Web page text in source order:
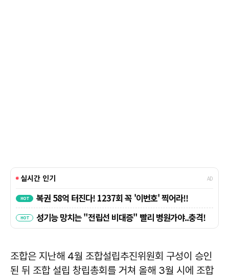
조합은 지난해 4월 조합설립추진위원회 구성이 승인
된 뒤 조합 설립 창립총회를 거쳐 올해 3월 시에 조합